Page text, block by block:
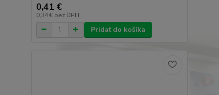
0,41 €
0,34 € bez DPH
Pridať do košíka